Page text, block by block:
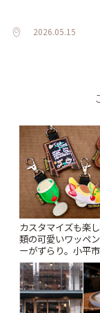
2026.05.15
カスタマイズも楽
類の可愛いワッペ
ーがずらり。小平市
「Kimamaya T&K
ぷ